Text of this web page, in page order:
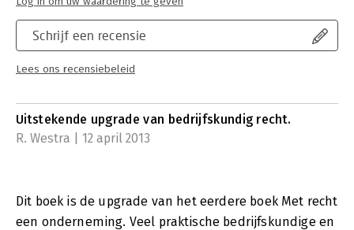
Schrijf een recensie
Lees ons recensiebeleid
Uitstekende upgrade van bedrijfskundig recht.
R. Westra | 12 april 2013
Dit boek is de upgrade van het eerdere boek Met recht
een onderneming. Veel praktische bedrijfskundige en